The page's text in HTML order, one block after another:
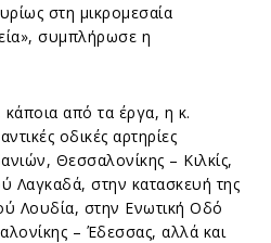
στη μικρομεσαία
συμπλήρωσε η
κάποια από τα έργα, η κ.
οδικές αρτηρίες
Θεσσαλονίκης – Κιλκίς,
Λαγκαδά, στην κατασκευή της
Λουδία, στην Ενωτική Οδό
– Έδεσσας, αλλά και